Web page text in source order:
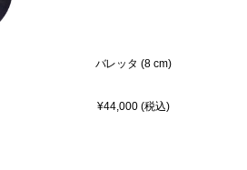
バレッタ (8 cm)
¥44,000 (税込)